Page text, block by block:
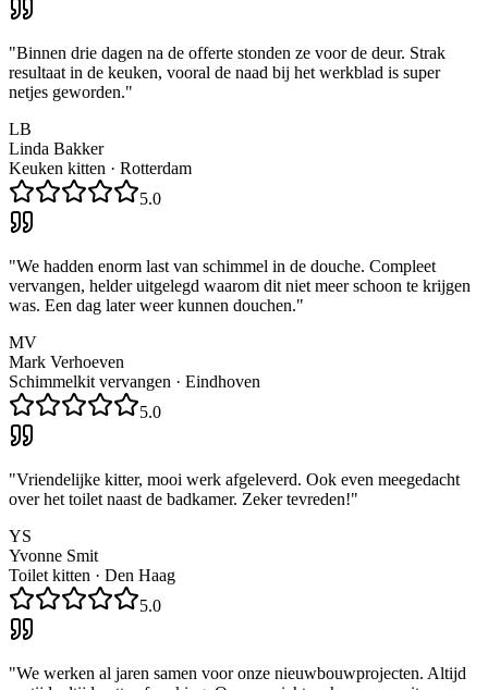
"Binnen drie dagen na de offerte stonden ze voor de deur. Strak
resultaat in de keuken, vooral de naad bij het werkblad is super
netjes geworden."
LB
Linda Bakker
Keuken kitten · Rotterdam
5.0
"We hadden enorm last van schimmel in de douche. Compleet
vervangen, helder uitgelegd waarom dit niet meer schoon te krijgen
was. Een dag later weer kunnen douchen."
MV
Mark Verhoeven
Schimmelkit vervangen · Eindhoven
5.0
"Vriendelijke kitter, mooi werk afgeleverd. Ook even meegedacht
over het toilet naast de badkamer. Zeker tevreden!"
YS
Yvonne Smit
Toilet kitten · Den Haag
5.0
"We werken al jaren samen voor onze nieuwbouwprojecten. Altijd